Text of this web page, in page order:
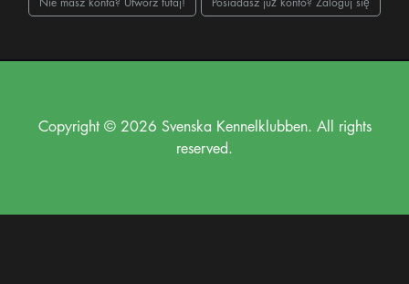
Copyright © 2026 Svenska Kennelklubben. All rights
reserved.